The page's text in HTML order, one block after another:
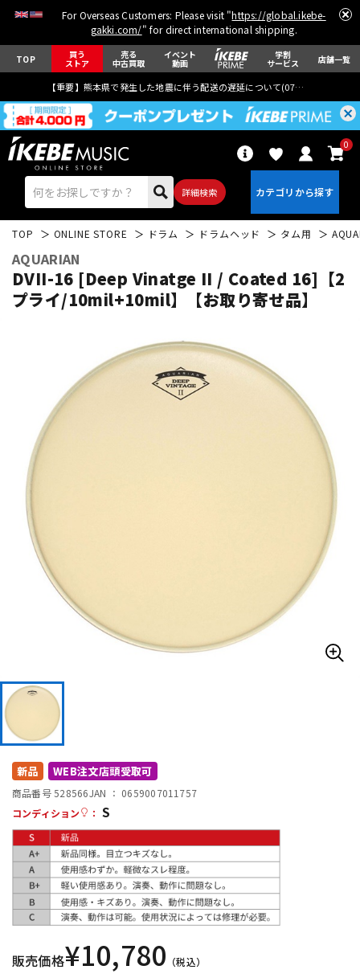
For Overseas Customers: Please visit "https://global.ikebe-
gakki.com/" for direct international shipping.
TOP 買う
ストア
売る
中古買取
イベント
動画
学割
サービス 店舗一覧
【重要】熊本県で発生した地震に伴う配送の遅延について(07月29日
詳細検索
0
ベース ウクレレ
アンプ エフェクター
配信/ライブ機器
中古 ヴィンテージ
TOP ONLINE STORE ドラム ドラムヘッド タム用
AQUARIAN
DVII-16 [Deep Vinatge II / Coated 16]【2
プライ/10mil+10mil】【お取り寄せ品】
新品 WEB注文店頭受取可
商品番号 528566JAN ： 0659007011757
コンディション
： S
販売価格¥10,780 （税込）